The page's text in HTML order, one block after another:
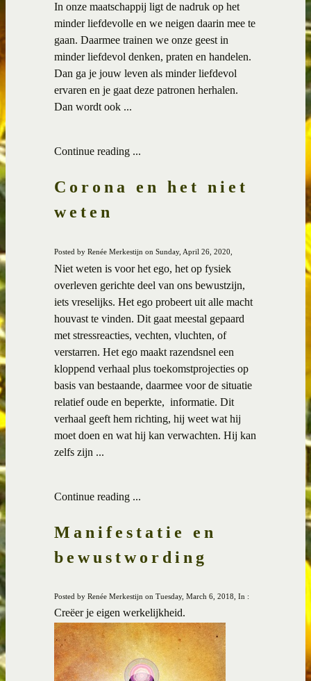
In onze maatschappij ligt de nadruk op het
minder liefdevolle en we neigen daarin mee te
gaan. Daarmee trainen we onze geest in
minder liefdevol denken, praten en handelen.
Dan ga je jouw leven als minder liefdevol
ervaren en je gaat deze patronen herhalen.
Dan wordt ook ...
Continue reading ...
Corona en het niet
weten
Posted by Renée Merkestijn on Sunday, April 26, 2020,
Niet weten is voor het ego, het op fysiek
overleven gerichte deel van ons bewustzijn,
iets vreselijks. Het ego probeert uit alle macht
houvast te vinden. Dit gaat meestal gepaard
met stressreacties, vechten, vluchten, of
verstarren. Het ego maakt razendsnel een
kloppend verhaal plus toekomstprojecties op
basis van bestaande, daarmee voor de situatie
relatief oude en beperkte, informatie. Dit
verhaal geeft hem richting, hij weet wat hij
moet doen en wat hij kan verwachten. Hij kan
zelfs zijn ...
Continue reading ...
Manifestatie en
bewustwording
Posted by Renée Merkestijn on Tuesday, March 6, 2018, In :
Creëer je eigen werkelijkheid.